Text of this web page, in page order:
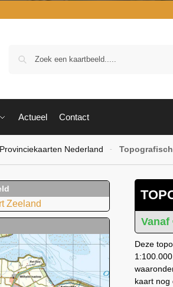
Actueel Contact
Provinciekaarten Nederland -
Deze
kaart nog